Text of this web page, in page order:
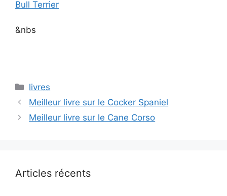
Bull Terrier
&nbs
Catégories
livres
Meilleur livre sur le Cocker Spaniel
Meilleur livre sur le Cane Corso
Articles récents